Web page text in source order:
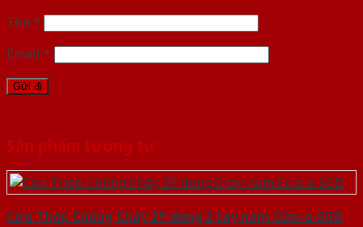
Tên *
Email *
Sản phẩm tương tự
Cửa Thép Chống Cháy 2P dung 2 tay nam Cửa-a-SGD